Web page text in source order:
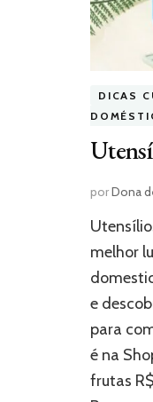
DICAS
porDona
melhor
e
para
é na
frutas